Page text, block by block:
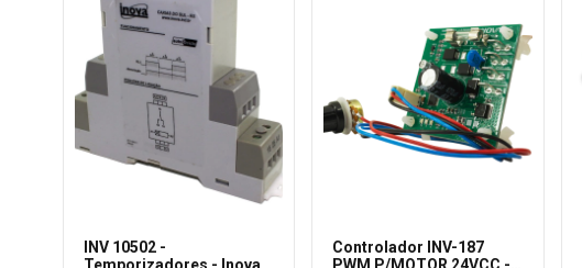
INV 10502 -
Temporizadores - Inova
Controlador INV-187
PWM P/MOTOR 24VCC -